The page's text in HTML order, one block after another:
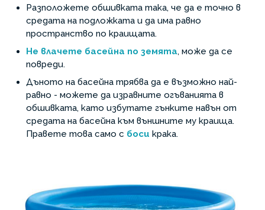
Разположете обшивката така, че да е точно в
средата на подложката и да има равно
пространство по краищата.
Не влачете басейна по земята, може да се
повреди.
Дъното на басейна трябва да е възможно най-
равно - можете да изравните огъванията в
обшивката, като избутате гънките навън от
средата на басейна към външните му краища.
Правете това само с боси крака.